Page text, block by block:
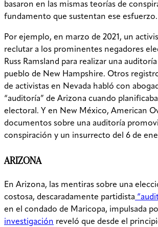
basaron en las mismas teorías de
fundamento que sustentan ese esfuerzo.
Por ejemplo, en marzo de 2021, un
reclutar a los prominentes negadores
Russ Ramsland para realizar una
pueblo de New Hampshire. Otros
de activistas en Nevada habló con
“auditoría” de Arizona cuando
electoral. Y en New México, American
documentos sobre una auditoría
conspiración y un insurrecto del 6 de
ARIZONA
En Arizona, las mentiras sobre una
costosa, descaradamente partidista
en el condado de Maricopa, impulsada
investigación reveló que desde el